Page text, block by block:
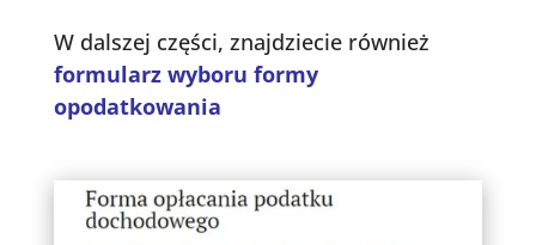
W dalszej części, znajdziecie również
formularz wyboru formy
opodatkowania